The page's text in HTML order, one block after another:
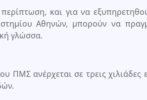
και για να
Αθηνών, μπορούν να
γλώσσα.
ΠΜΣ ανέρχεται σε τρεις χιλιάδες